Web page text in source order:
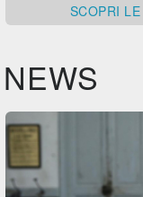
SCOPRI LE
NEWS